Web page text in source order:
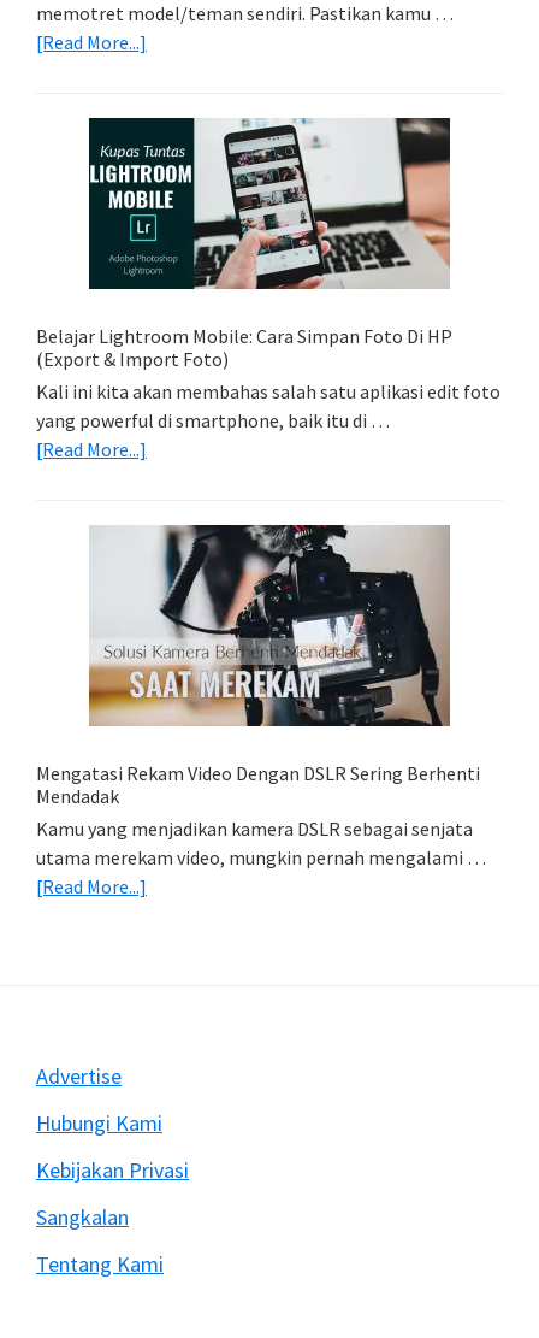
memotret model/teman sendiri. Pastikan kamu …
[Read More...]
Sederhana:
Memadukan
Foto
Light
Trail
Dengan
Belajar Lightroom Mobile: Cara Simpan Foto Di HP
(Export & Import Foto)
Kali ini kita akan membahas salah satu aplikasi edit foto
yang powerful di smartphone, baik itu di …
[Read More...]
Mobile:
Cara
Simpan
Foto
Di
HP
(Export
Import
Mengatasi Rekam Video Dengan DSLR Sering Berhenti
Mendadak
Kamu yang menjadikan kamera DSLR sebagai senjata
utama merekam video, mungkin pernah mengalami …
[Read More...]
Mendadak
Footer
Advertise
Hubungi Kami
Kebijakan Privasi
Sangkalan
Tentang Kami